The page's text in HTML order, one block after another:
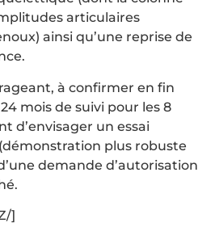
articulaires
ainsi qu’une reprise de
à confirmer en fin
mois de suivi pour les 8
d’envisager un essai
plus robuste
demande d’autorisation
]